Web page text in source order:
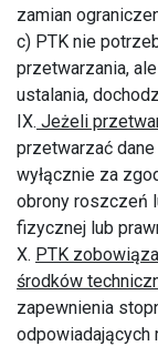
zamian
c) PTK nie
przetwarzania,
ustalania,
IX. Jeżeli
przetwarzać
wyłącznie za
obrony roszczeń
fizycznej lub
X. PTK
środków
zapewnienia
odpowiadających